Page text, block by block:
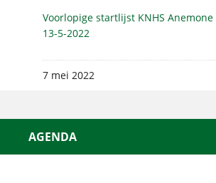
Voorlopige startlijst KNHS
13-5-2022
7 mei 2022
AGENDA